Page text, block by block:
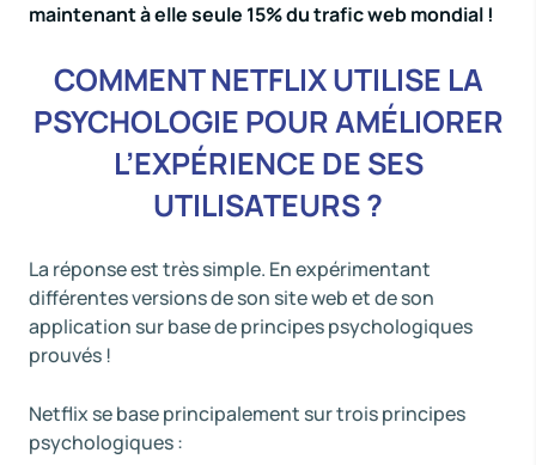
maintenant à elle seule 15% du trafic web mondial !
COMMENT NETFLIX UTILISE LA
PSYCHOLOGIE POUR AMÉLIORER
L’EXPÉRIENCE DE SES
UTILISATEURS ?
La réponse est très simple. En expérimentant
différentes versions de son site web et de son
application sur base de principes psychologiques
prouvés !
Netflix se base principalement sur trois principes
psychologiques :